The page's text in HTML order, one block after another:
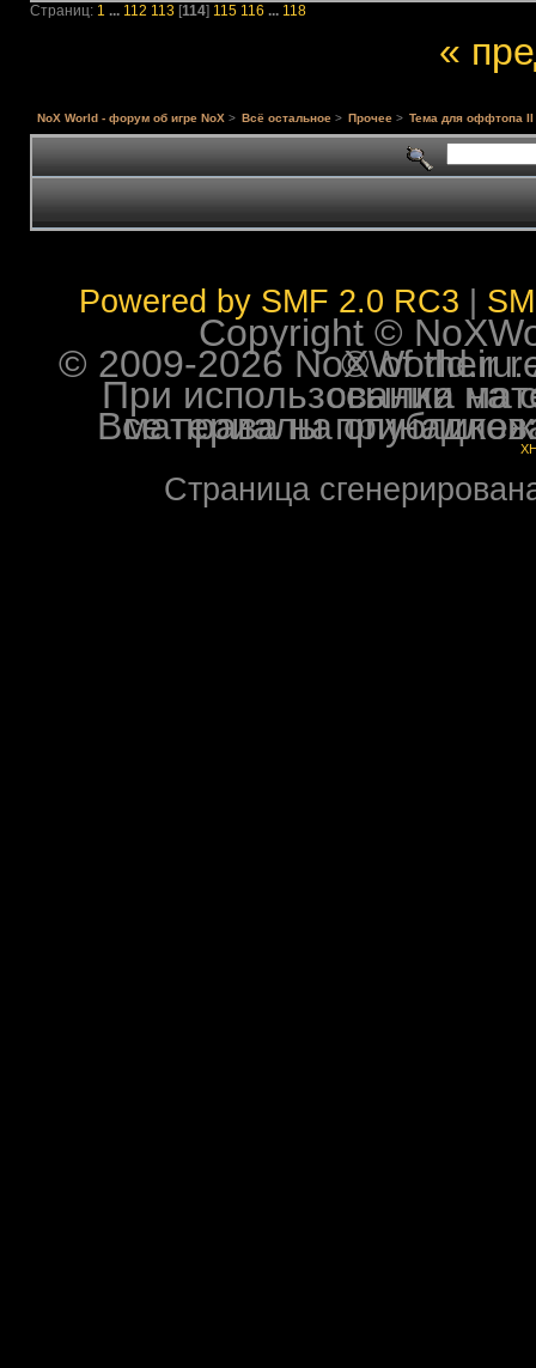
Страниц: 1 112 113[114] 115 116 118
«
NoX World - форум об игре NoX> Всё остальное > Прочее > Тема для оффтопа II
Powered by SMF 2.0 RC3
Copyright ©
© 2009-2026 NoXWorld.ru. All
При использовании
Все права на опубликованные на форуме
Страница